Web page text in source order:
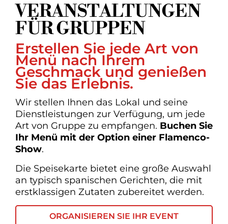
VERANSTALTUNGEN
FÜR GRUPPEN
Erstellen Sie jede Art von
Menü nach Ihrem
Geschmack und genießen
Sie das Erlebnis.
Wir stellen Ihnen das Lokal und seine
Dienstleistungen zur Verfügung, um jede
Art von Gruppe zu empfangen. Buchen Sie
Ihr Menü mit der Option einer Flamenco-
Show.
Die Speisekarte bietet eine große Auswahl
an typisch spanischen Gerichten, die mit
erstklassigen Zutaten zubereitet werden.
ORGANISIEREN SIE IHR EVENT